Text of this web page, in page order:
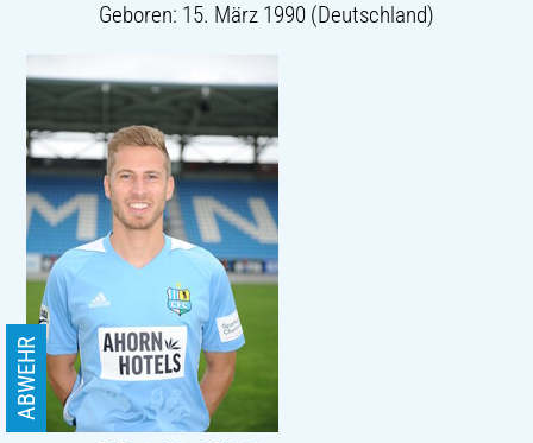
Geboren: 15. März 1990 (Deutschland)
ABWEHR